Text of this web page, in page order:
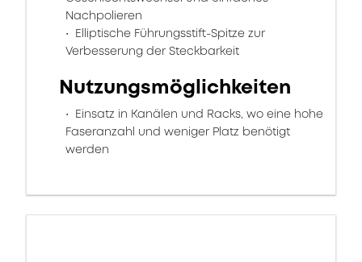
Nachpolieren
Elliptische Führungsstift-Spitze zur
Verbesserung der Steckbarkeit
Nutzungsmöglichkeiten
Einsatz in Kanälen und Racks, wo eine hohe
Faseranzahl und weniger Platz benötigt
werden